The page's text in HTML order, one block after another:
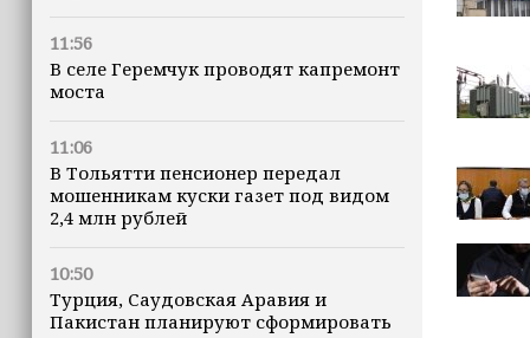
11:56
В селе Геремчук проводят капремонт
моста
11:06
В Тольятти пенсионер передал
мошенникам куски газет под видом
2,4 млн рублей
10:50
Турция, Саудовская Аравия и
Пакистан планируют сформировать